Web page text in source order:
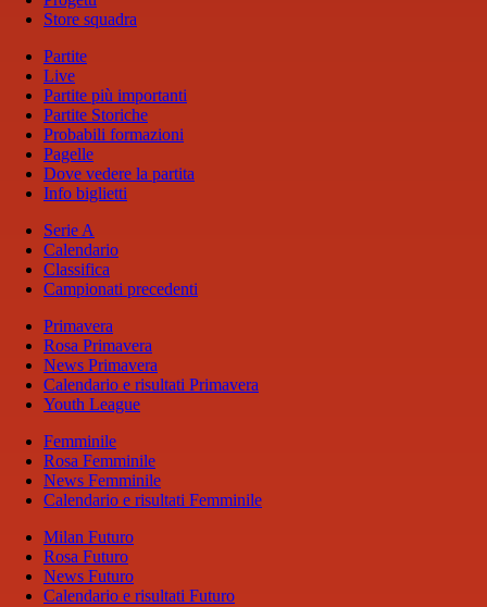
Store squadra
Partite
Live
Partite più importanti
Partite Storiche
Probabili formazioni
Pagelle
Dove vedere la partita
Info biglietti
Serie A
Calendario
Classifica
Campionati precedenti
Primavera
Rosa Primavera
News Primavera
Calendario e risultati Primavera
Youth League
Femminile
Rosa Femminile
News Femminile
Calendario e risultati Femminile
Milan Futuro
Rosa Futuro
News Futuro
Calendario e risultati Futuro